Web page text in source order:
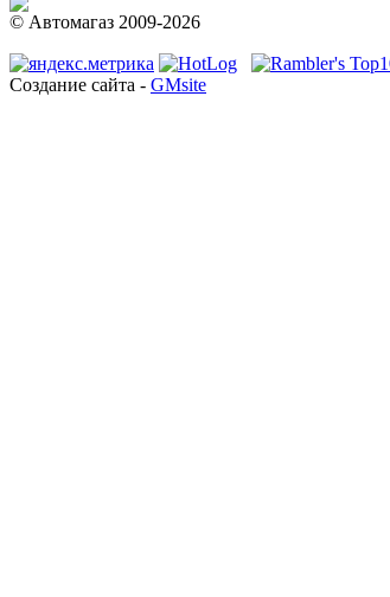
© Автомагаз 2009-2026
Создание сайта - GMsite